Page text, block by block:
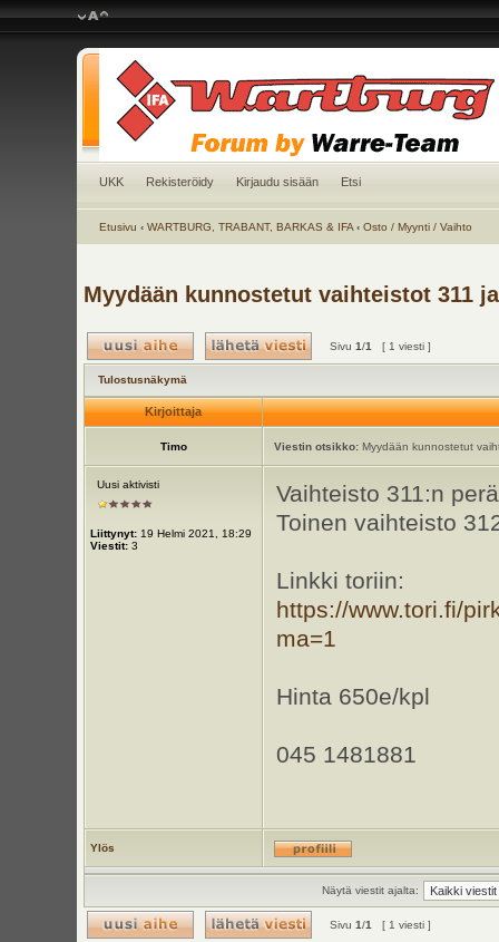
UKK Rekisteröidy Kirjaudu sisään Etsi
Etusivu ‹ WARTBURG, TRABANT, BARKAS & IFA ‹ Osto / Myynti / Vaihto
Myydään kunnostetut vaihteistot 311
Sivu 1/1 [ 1 viesti ]
Tulostusnäkymä
Kirjoittaja
Timo Viestin otsikko:Myydään kunnostetut
Uusi aktivisti
Liittynyt:19 Helmi 2021, 18:29
Viestit:3
Vaihteisto 311:n
Toinen vaihteisto
Linkki toriin:
https://www.tori.fi/
ma=1
Hinta 650e/kpl
045 1481881
Ylös
Näytä viestit ajalta:
Sivu 1/1 [ 1 viesti ]